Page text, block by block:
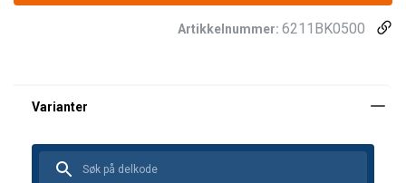
Artikkelnummer: 6211BK0500